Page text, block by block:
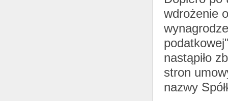
wdrożenie
nastąpiło
stron
nazwy